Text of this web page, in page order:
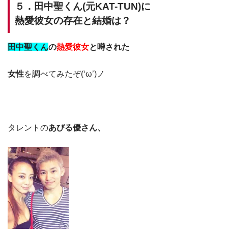
５．田中聖くん(元KAT-TUN)に
熱愛彼女の存在と結婚は？
田中聖くんの熱愛彼女と噂された
女性を調べてみたぞ(‘ω’)ノ
タレントのあびる優さん、